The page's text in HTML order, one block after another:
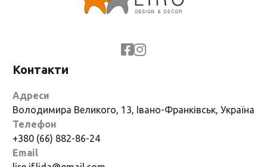
Контакти
Адреси
Володимира Великого, 13, Івано-Франківськ, Україна
Телефон
+380 (66) 882-86-24
Email